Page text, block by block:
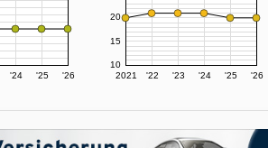
'24 '25 '26 2021 '22 '23 '24 '25 '26
10
15
20